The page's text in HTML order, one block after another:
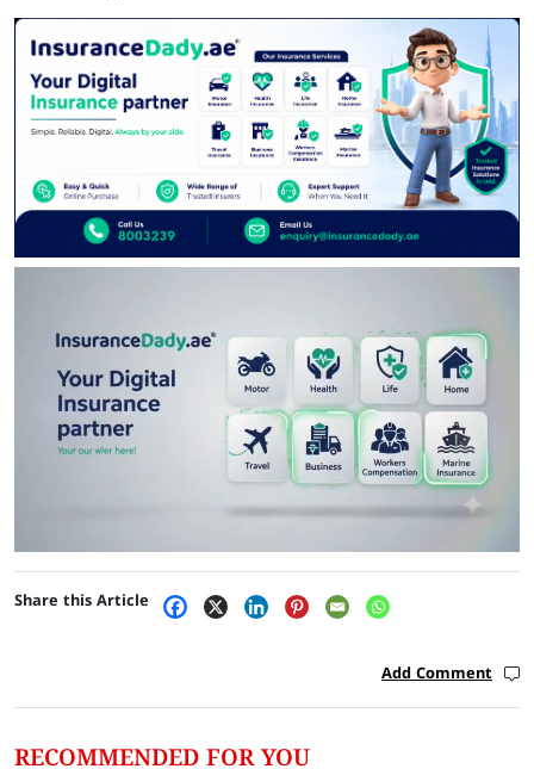
Share this Article
Add Comment
RECOMMENDED FOR YOU